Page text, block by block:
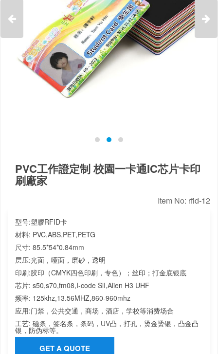
 
PVC工作證定制 校園一卡通IC芯片卡印
刷廠家
Item No: rfid-12
型号:塑膠RFID卡
材料: PVC,ABS,PET,PETG
尺寸: 85.5*54*0.84mm
层压:光面，哑面，磨砂，透明
印刷:胶印（CMYK四色印刷，专色）；丝印；打金底银底
芯片: s50,s70,fm08,I-code SlI,Alien H3 UHF
频率: 125khz,13.56MHZ,860-960mhz
应用:门禁，公共交通，商场，酒店，学校等消费场合
工艺: 磁条，签名条，条码，UV凸，打孔，烫金烫银，凸金凸
银，防伪标等。
GET A QUOTE